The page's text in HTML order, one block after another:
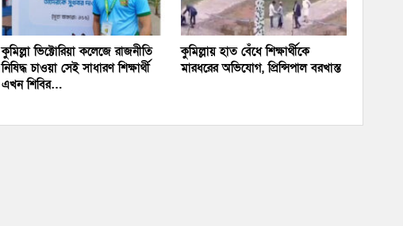
কুমিল্লা ভিক্টোরিয়া কলেজে রাজনীতি
নিষিদ্ধ চাওয়া সেই সাধারণ শিক্ষার্থী
এখন শিবির…
কুমিল্লায় হাত বেঁধে শিক্ষার্থীকে
মারধরের অভিযোগ, প্রিন্সিপাল বরখাস্ত